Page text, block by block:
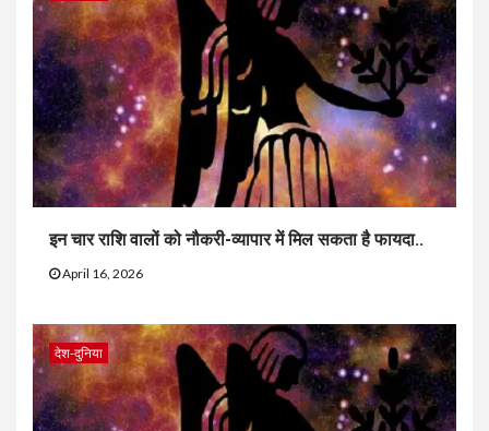
इन चार राशि वालों को नौकरी-व्यापार में मिल सकता है फायदा..
April 16, 2026
देश-दुनिया